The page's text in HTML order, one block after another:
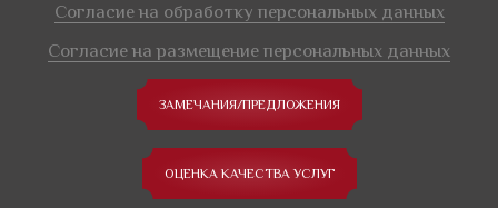
Согласие на обработку персональных данных
Согласие на размещение персональных данных
ЗАМЕЧАНИЯ/ПРЕДЛОЖЕНИЯ
ОЦЕНКА КАЧЕСТВА УСЛУГ